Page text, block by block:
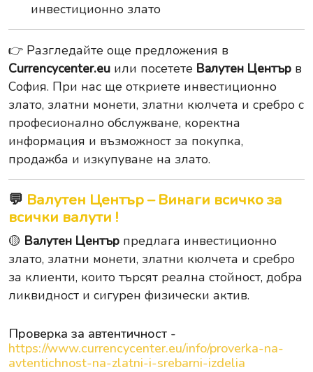
инвестиционно злато
👉 Разгледайте още предложения в
Currencycenter.eu или посетете Валутен Център в
София. При нас ще откриете инвестиционно
злато, златни монети, златни кюлчета и сребро с
професионално обслужване, коректна
информация и възможност за покупка,
продажба и изкупуване на злато.
💬 Валутен Център – Винаги всичко за
всички валути !
🟡 Валутен Център предлага инвестиционно
злато, златни монети, златни кюлчета и сребро
за клиенти, които търсят реална стойност, добра
ликвидност и сигурен физически актив.
Проверка за автентичност -
https://www.currencycenter.eu/info/proverka-na-
avtentichnost-na-zlatni-i-srebarni-izdelia